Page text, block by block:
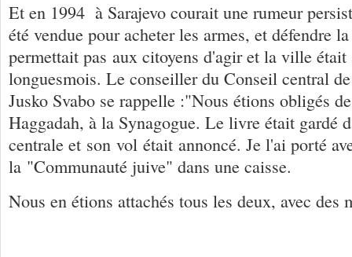
Et en 1994 à Sarajevo courait une rumeur
été vendue pour acheter les armes, et défendre
permettait pas aux citoyens d'agir et la ville était
longuesmois. Le conseiller du Conseil central
Jusko Svabo se rappelle :"Nous étions obligés
Haggadah, à la Synagogue. Le livre était gardé
centrale et son vol était annoncé. Je l'ai porté
la "Communauté juive" dans une caisse.
Nous en étions attachés tous les deux, avec des